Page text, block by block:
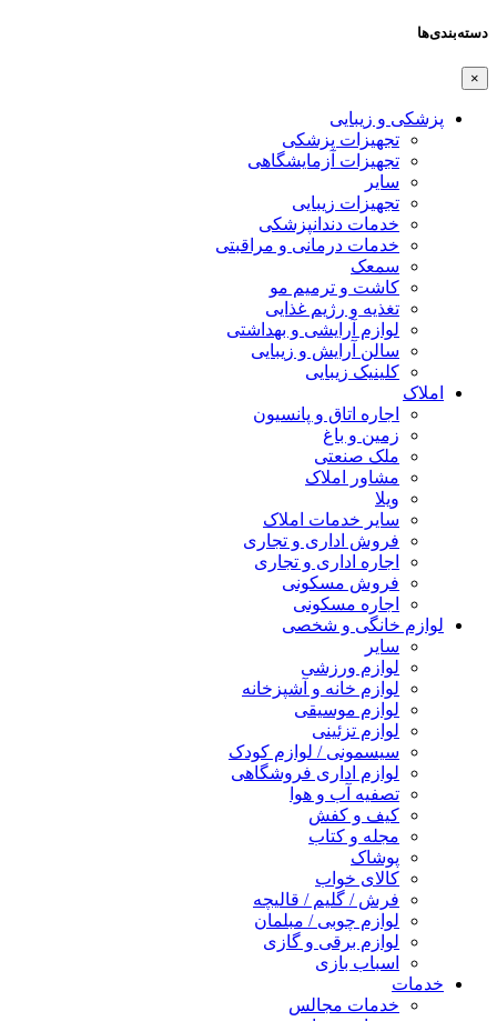
دسته‌بندی‌ها
×
پزشکی و زیبایی
تجهیزات پزشکی
تجهیزات آزمایشگاهی
سایر
تجهیزات زیبایی
خدمات دندانپزشکی
خدمات درمانی و مراقبتی
سمعک
کاشت و ترمیم مو
تغذیه و رژیم غذایی
لوازم آرایشی و بهداشتی
سالن آرایش و زیبایی
کلینیک زیبایی
املاک
اجاره اتاق و پانسیون
زمین و باغ
ملک صنعتی
مشاور املاک
ویلا
سایر خدمات املاک
فروش اداری و تجاری
اجاره اداری و تجاری
فروش مسکونی
اجاره مسکونی
لوازم خانگی و شخصی
سایر
لوازم ورزشی
لوازم خانه و آشپزخانه
لوازم موسیقی
لوازم تزئینی
سیسمونی / لوازم کودک
لوازم اداری فروشگاهی
تصفیه آب و هوا
کیف و کفش
مجله و کتاب
پوشاک
کالای خواب
فرش / گلیم / قالیچه
لوازم چوبی / مبلمان
لوازم برقی و گازی
اسباب بازی
خدمات
خدمات مجالس